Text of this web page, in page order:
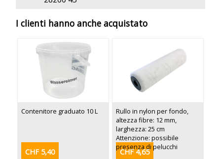
I clienti hanno anche acquistato
Contenitore graduato 10 L
CHF 5,40
Rullo in nylon per fondo,
altezza fibre: 12 mm,
larghezza: 25 cm
Attenzione: possibile
presenza di pelucchi
CHF 4,65